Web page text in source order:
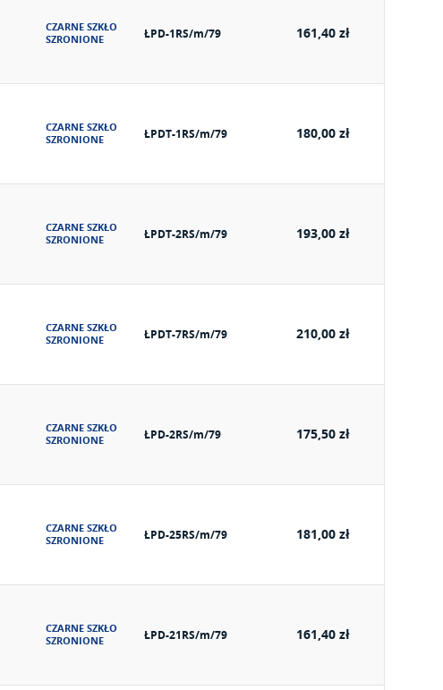
CZARNE SZKŁO
SZRONIONE
ŁPD-1RS/m/79 161,40 zł
CZARNE SZKŁO
SZRONIONE
ŁPDT-1RS/m/79 180,00 zł
CZARNE SZKŁO
SZRONIONE
ŁPDT-2RS/m/79 193,00 zł
CZARNE SZKŁO
SZRONIONE
ŁPDT-7RS/m/79 210,00 zł
CZARNE SZKŁO
SZRONIONE
ŁPD-2RS/m/79 175,50 zł
CZARNE SZKŁO
SZRONIONE
ŁPD-25RS/m/79 181,00 zł
CZARNE SZKŁO
SZRONIONE
ŁPD-21RS/m/79 161,40 zł